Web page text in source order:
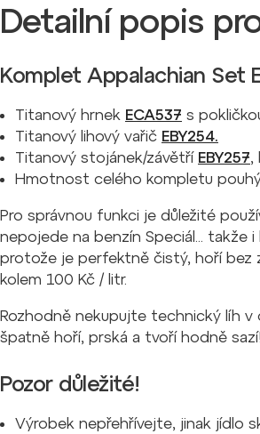
Detailní popis
Komplet Appalachian Set
Titanový hrnek ECA537 s
Titanový lihový vařič EBY254.
Titanový stojánek/závětří EBY257,
Hmotnost celého kompletu
Pro správnou funkci je důležité
nepojede na benzín Speciál... takže
protože je perfektně čistý, hoří bez
kolem 100 Kč / litr.
Rozhodně nekupujte technický líh v
špatně hoří, prská a tvoří hodně
Pozor důležité!
Výrobek nepřehřívejte, jinak jídlo